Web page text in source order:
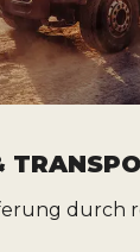
durch